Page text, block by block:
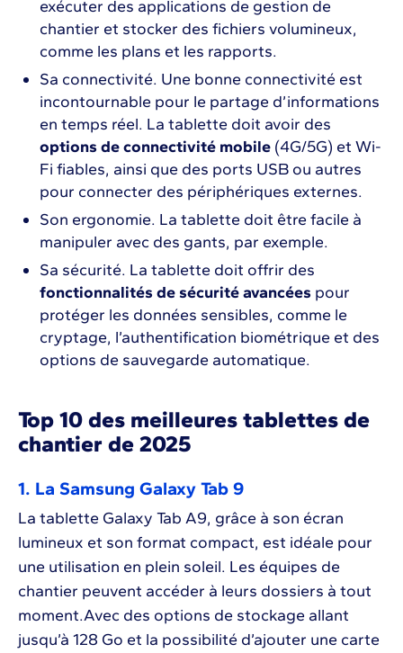
exécuter des applications de gestion de
chantier et stocker des fichiers volumineux,
comme les plans et les rapports.
Sa connectivité. Une bonne connectivité est
incontournable pour le partage d’informations
en temps réel. La tablette doit avoir des
options de connectivité mobile (4G/5G) et Wi-
Fi fiables, ainsi que des ports USB ou autres
pour connecter des périphériques externes.
Son ergonomie. La tablette doit être facile à
manipuler avec des gants, par exemple.
Sa sécurité. La tablette doit offrir des
fonctionnalités de sécurité avancées pour
protéger les données sensibles, comme le
cryptage, l’authentification biométrique et des
options de sauvegarde automatique.
Top 10 des meilleures tablettes de
chantier de 2025
1. La Samsung Galaxy Tab 9
La tablette Galaxy Tab A9, grâce à son écran
lumineux et son format compact, est idéale pour
une utilisation en plein soleil. Les équipes de
chantier peuvent accéder à leurs dossiers à tout
moment.Avec des options de stockage allant
jusqu’à 128 Go et la possibilité d’ajouter une carte